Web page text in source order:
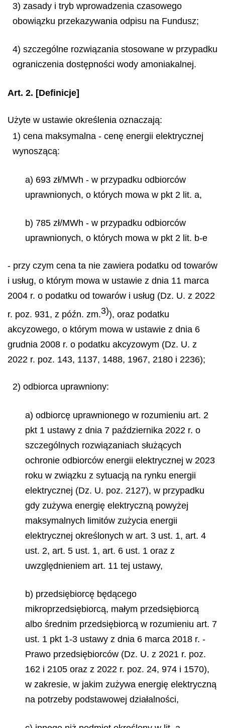
3) zasady i tryb wprowadzenia czasowego
obowiązku przekazywania odpisu na Fundusz;
4) szczególne rozwiązania stosowane w przypadku
ograniczenia dostępności wody amoniakalnej.
Art. 2. [Definicje]
Użyte w ustawie określenia oznaczają:
1) cena maksymalna - cenę energii elektrycznej
wynoszącą:
a) 693 zł/MWh - w przypadku odbiorców
uprawnionych, o których mowa w pkt 2 lit. a,
b) 785 zł/MWh - w przypadku odbiorców
uprawnionych, o których mowa w pkt 2 lit. b-e
- przy czym cena ta nie zawiera podatku od towarów
i usług, o którym mowa w ustawie z dnia 11 marca
2004 r. o podatku od towarów i usług (Dz. U. z 2022
r. poz. 931, z późn. zm.3)), oraz podatku
akcyzowego, o którym mowa w ustawie z dnia 6
grudnia 2008 r. o podatku akcyzowym (Dz. U. z
2022 r. poz. 143, 1137, 1488, 1967, 2180 i 2236);
2) odbiorca uprawniony:
a) odbiorcę uprawnionego w rozumieniu art. 2
pkt 1 ustawy z dnia 7 października 2022 r. o
szczególnych rozwiązaniach służących
ochronie odbiorców energii elektrycznej w 2023
roku w związku z sytuacją na rynku energii
elektrycznej (Dz. U. poz. 2127), w przypadku
gdy zużywa energię elektryczną powyżej
maksymalnych limitów zużycia energii
elektrycznej określonych w art. 3 ust. 1, art. 4
ust. 2, art. 5 ust. 1, art. 6 ust. 1 oraz z
uwzględnieniem art. 11 tej ustawy,
b) przedsiębiorcę będącego
mikroprzedsiębiorcą, małym przedsiębiorcą
albo średnim przedsiębiorcą w rozumieniu art. 7
ust. 1 pkt 1-3 ustawy z dnia 6 marca 2018 r. -
Prawo przedsiębiorców (Dz. U. z 2021 r. poz.
162 i 2105 oraz z 2022 r. poz. 24, 974 i 1570),
w zakresie, w jakim zużywa energię elektryczną
na potrzeby podstawowej działalności,